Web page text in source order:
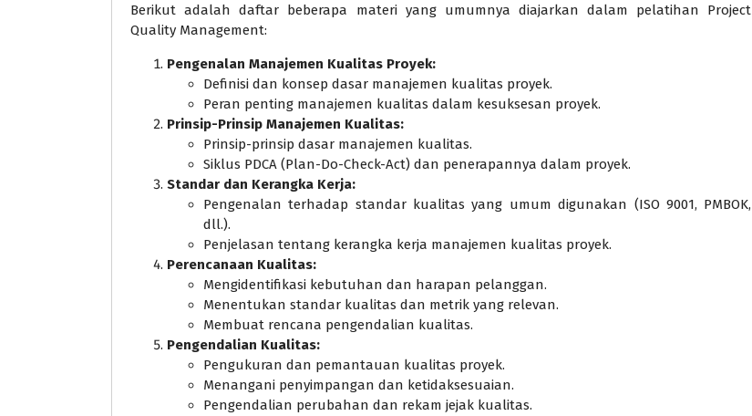
Berikut adalah daftar beberapa materi yang umumnya diajarkan dalam pelatihan Project
Quality Management:
Pengenalan Manajemen Kualitas Proyek:
Definisi dan konsep dasar manajemen kualitas proyek.
Peran penting manajemen kualitas dalam kesuksesan proyek.
Prinsip-Prinsip Manajemen Kualitas:
Prinsip-prinsip dasar manajemen kualitas.
Siklus PDCA (Plan-Do-Check-Act) dan penerapannya dalam proyek.
Standar dan Kerangka Kerja:
Pengenalan terhadap standar kualitas yang umum digunakan (ISO 9001, PMBOK,
dll.).
Penjelasan tentang kerangka kerja manajemen kualitas proyek.
Perencanaan Kualitas:
Mengidentifikasi kebutuhan dan harapan pelanggan.
Menentukan standar kualitas dan metrik yang relevan.
Membuat rencana pengendalian kualitas.
Pengendalian Kualitas:
Pengukuran dan pemantauan kualitas proyek.
Menangani penyimpangan dan ketidaksesuaian.
Pengendalian perubahan dan rekam jejak kualitas.